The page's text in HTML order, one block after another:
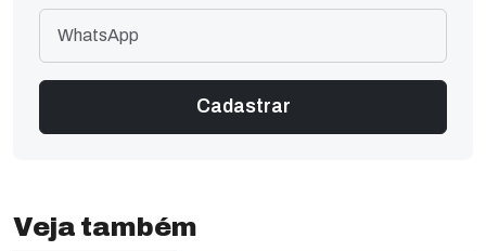
Veja também